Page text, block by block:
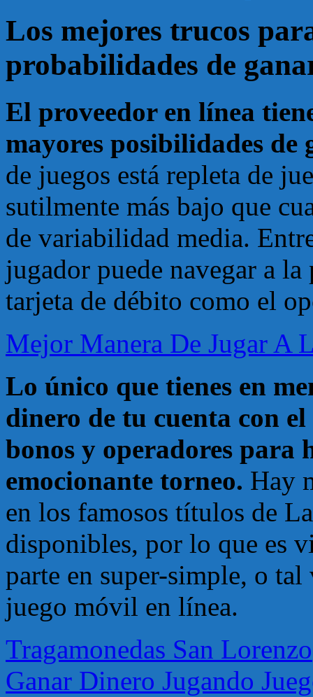
Los mejores trucos
probabilidades de
El proveedor en línea
mayores posibilidades de
de juegos está repleta de
sutilmente más bajo que
de variabilidad media.
jugador puede navegar a
tarjeta de débito como el
Mejor Manera De Jugar A
Lo único que tienes en
dinero de tu cuenta con
bonos y operadores para
emocionante torneo. Hay
en los famosos títulos de
disponibles, por lo que es
parte en super-simple, o
juego móvil en línea.
Tragamonedas San Lorenzo
Ganar Dinero Jugando